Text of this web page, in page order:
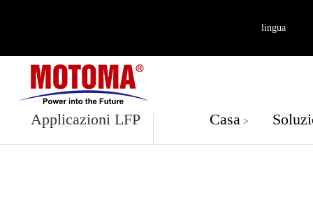
lingua
Applicazioni LFP Casa >